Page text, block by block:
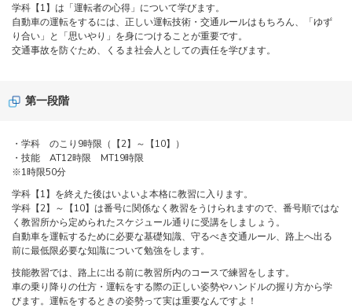
学科【1】は「運転者の心得」について学びます。
自動車の運転をするには、正しい運転技術・交通ルールはもちろん、「ゆず
り合い」と「思いやり」を身につけることが重要です。
交通事故を防ぐため、くるま社会人としての責任を学びます。
第一段階
・学科 のこり9時限（【2】～【10】）
・技能 AT12時限 MT19時限
※1時限50分
学科【1】を終えた後はいよいよ本格に教習に入ります。
学科【2】～【10】は番号に関係なく教習をうけられますので、番号順ではな
く教習所から定められたスケジュール通りに受講をしましょう。
自動車を運転するために必要な基礎知識、守るべき交通ルール、路上へ出る
前に最低限必要な知識について勉強をします。
技能教習では、路上に出る前に教習所内のコースで練習をします。
車の乗り降りの仕方・運転をする際の正しい姿勢やハンドルの握り方から学
びます。運転をするときの姿勢って実は重要なんですよ！